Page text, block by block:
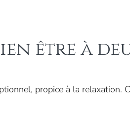
être à
propice à la relaxation.